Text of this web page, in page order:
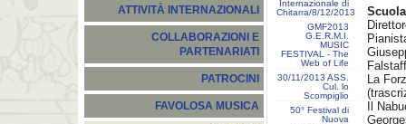
ATTIVITÀ INTERNAZIONALI
COLLABORAZIONI E
PARTENARIATI
PATROCINI
FAVOLOSA MUSICA
Internazionale di
Chitarra/8/12/2013
GMF2013
G.E.R.M.I.
MUSIC
FESTIVAL - The
Web of Life
30/11/2013 ASS.
Cul. lo
Scompiglio
50° Festival di
Nuova
La
Il